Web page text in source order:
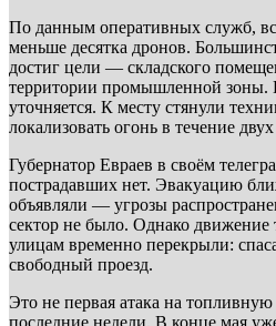
По данным оперативных служб,
меньше десятка дронов.
достиг цели — складского
территории промышленной зоны.
уточняется. К месту стянули
локализовать огонь в течение
Губернатор Евраев в своём
пострадавших нет. Эвакуацию
объявляли — угрозы
сектор не было. Однако движение
улицам временно перекрыли:
свободный проезд.
Это не первая атака на
последние недели. В конце мая